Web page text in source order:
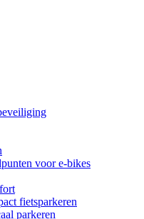
voor e-bikes
fietsparkeren
parkeren